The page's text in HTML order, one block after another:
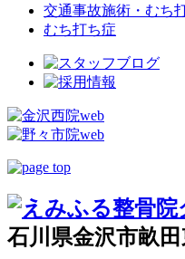
交通事故施術・むち
むち打ち症
石川県金沢市畝